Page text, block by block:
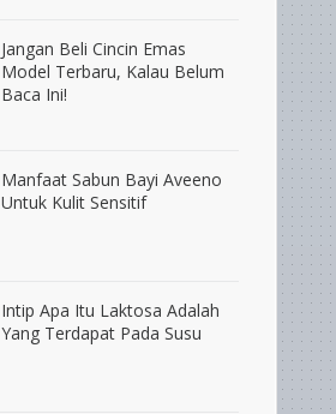
Jangan Beli Cincin Emas
Model Terbaru, Kalau Belum
Baca Ini!
Manfaat Sabun Bayi Aveeno
Untuk Kulit Sensitif
Intip Apa Itu Laktosa Adalah
Yang Terdapat Pada Susu